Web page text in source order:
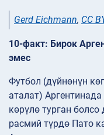
Gerd Eichmann, CC
10-факт: Бирок
эмес
Футбол (дүйнөнүн
аталат)
көрүлө турган болсо
расмий түрдө Пато